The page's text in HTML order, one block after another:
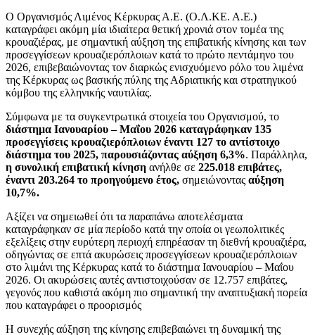
Ο Οργανισμός Λιμένος Κέρκυρας Α.Ε. (Ο.Λ.ΚΕ. Α.Ε.)
καταγράφει ακόμη μία ιδιαίτερα θετική χρονιά στον τομέα της
κρουαζιέρας, με σημαντική αύξηση της επιβατικής κίνησης και των
προσεγγίσεων κρουαζιερόπλοιων κατά το πρώτο πεντάμηνο του
2026, επιβεβαιώνοντας τον διαρκώς ενισχυόμενο ρόλο του λιμένα
της Κέρκυρας ως βασικής πύλης της Αδριατικής και στρατηγικού
κόμβου της ελληνικής ναυτιλίας.
Σύμφωνα με τα συγκεντρωτικά στοιχεία του Οργανισμού, το
διάστημα Ιανουαρίου – Μαΐου 2026 καταγράφηκαν 135
προσεγγίσεις κρουαζιερόπλοιων έναντι 127 το αντίστοιχο
διάστημα του 2025, παρουσιάζοντας αύξηση 6,3%. Παράλληλα,
η συνολική επιβατική κίνηση ανήλθε σε 225.018 επιβάτες,
έναντι 203.264 το προηγούμενο έτος, σημειώνοντας αύξηση
10,7%.
Αξίζει να σημειωθεί ότι τα παραπάνω αποτελέσματα
καταγράφηκαν σε μία περίοδο κατά την οποία οι γεωπολιτικές
εξελίξεις στην ευρύτερη περιοχή επηρέασαν τη διεθνή κρουαζιέρα,
οδηγώντας σε επτά ακυρώσεις προσεγγίσεων κρουαζιερόπλοιων
στο λιμάνι της Κέρκυρας κατά το διάστημα Ιανουαρίου – Μαΐου
2026. Οι ακυρώσεις αυτές αντιστοιχούσαν σε 12.757 επιβάτες,
γεγονός που καθιστά ακόμη πιο σημαντική την αναπτυξιακή πορεία
που καταγράφει ο προορισμός
Η συνεχής αύξηση της κίνησης επιβεβαιώνει τη δυναμική της